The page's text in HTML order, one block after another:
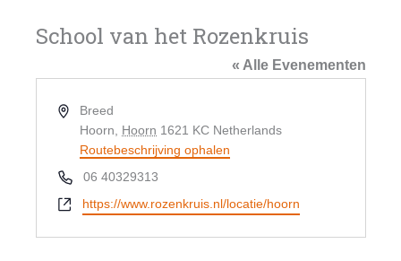
School van het Rozenkruis
« Alle Evenementen
AdresBreed
Hoorn
Hoorn 1621 KC Netherlands
Routebeschrijving ophalen
Telefoon06 40329313
Websitehttps://www.rozenkruis.nl/locatie/hoorn